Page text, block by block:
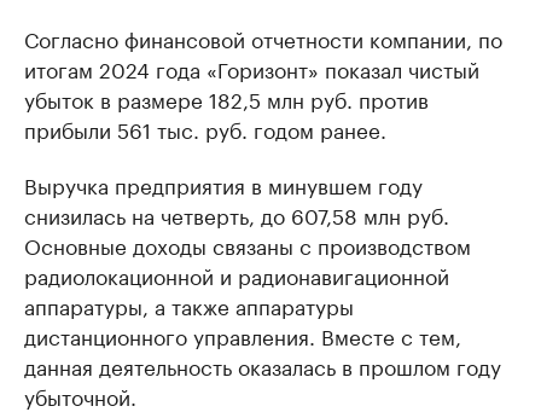
Согласно финансовой отчетности компании, по
итогам 2024 года «Горизонт» показал чистый
убыток в размере 182,5 млн руб. против
прибыли 561 тыс. руб. годом ранее.
Выручка предприятия в минувшем году
снизилась на четверть, до 607,58 млн руб.
Основные доходы связаны с производством
радиолокационной и радионавигационной
аппаратуры, а также аппаратуры
дистанционного управления. Вместе с тем,
данная деятельность оказалась в прошлом году
убыточной.